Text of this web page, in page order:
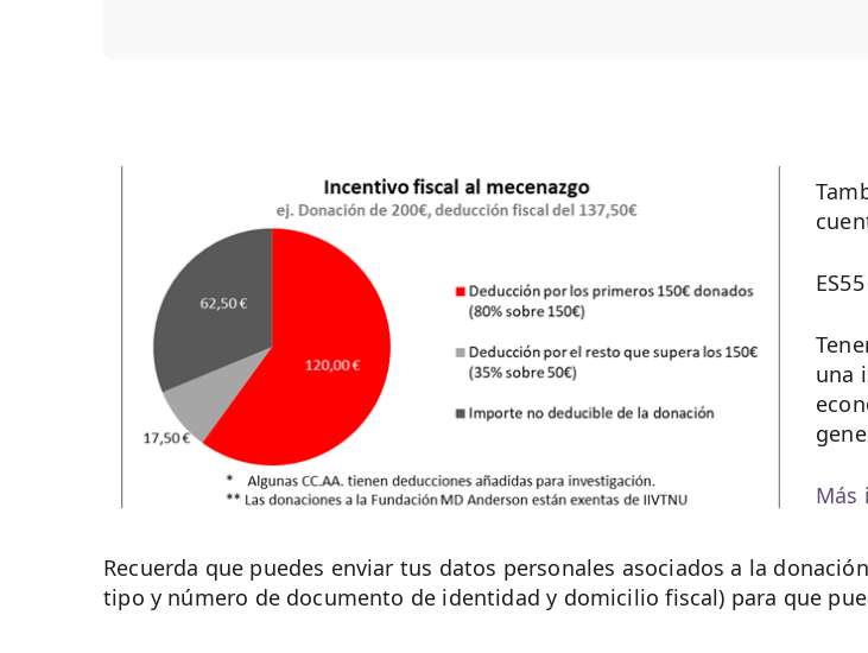
una
Más
Recuerda que puedes enviar tus datos personales asociados a la
tipo y número de documento de identidad y domicilio fiscal) para que